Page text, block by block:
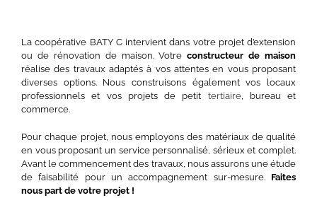
La coopérative BATY C intervient dans votre projet d’extension
ou de rénovation de maison. Votreconstructeur de maison
réalise des travaux adaptés à vos attentes en vous proposant
diverses options. Nous construisons également vos locaux
professionnels et vos projets de petit tertiaire, bureau et
commerce.
Pour chaque projet, nous employons des matériaux de qualité
en vous proposant un service personnalisé, sérieux et complet.
Avant le commencement des travaux, nous assurons une étude
de faisabilité pour un accompagnement sur-mesure. Faites
nous part de votre projet !